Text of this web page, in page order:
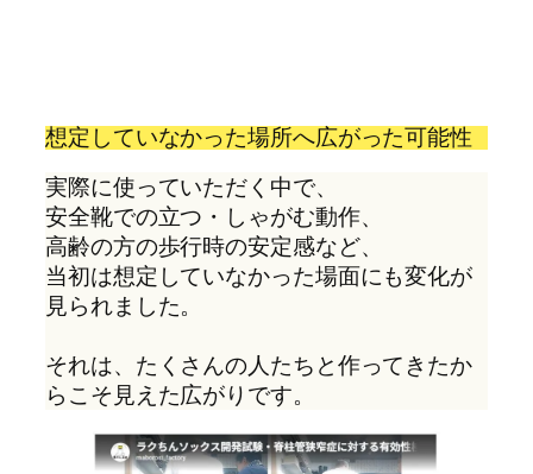
想定していなかった場所へ広がった可能性
実際に使っていただく中で、
安全靴での立つ・しゃがむ動作、
高齢の方の歩行時の安定感など、
当初は想定していなかった場面にも変化が
見られました。
それは、たくさんの人たちと作ってきたか
らこそ見えた広がりです。